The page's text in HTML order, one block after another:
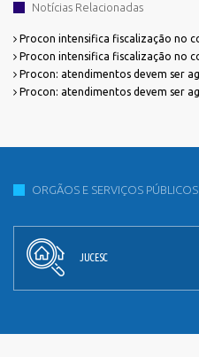
Notícias Relacionadas
Procon intensifica fiscalização no
Procon intensifica fiscalização no
Procon: atendimentos devem ser
Procon: atendimentos devem ser
ORGÃOS E SERVIÇOS PÚBLICOS
JUCESC